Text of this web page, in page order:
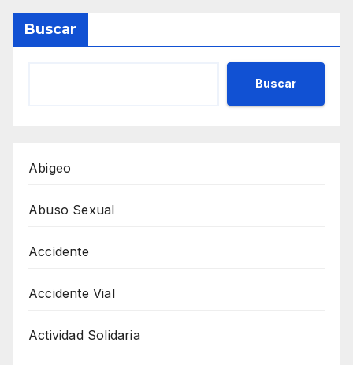
Buscar
Buscar
Abigeo
Abuso Sexual
Accidente
Accidente Vial
Actividad Solidaria